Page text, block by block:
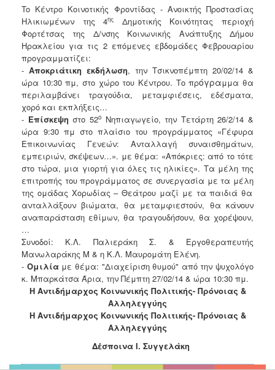
(Κ.Η.Φ.Η.)
Κ.Δ.Α.Π.Α.μεΑ.
Αδειοδότηση
&
Έλεγχος
Βρεφονηπιακών
Σταθμών
Δημοτικό
Ιατρείο
Ξενώνας
Φιλοξενίας
Γυναικών
Κέντρο
Κοινότητας
Κοινωνικό
Κοινωνικό
Παντοπωλείο
Ισότητα
των
Υγεία
To Κέντρο Κοινοτικής Φροντίδας - Ανοικτής Προστασίας
Ηλικιωμένων της 4ης
Δημοτικής Κοινότητας περιοχή
Φορτέτσας της Δ/νσης Κοινωνικής Ανάπτυξης Δήμου
Ηρακλείου για τις 2 επόμενες εβδομάδες Φεβρουαρίου
προγραμματίζει:
- Αποκριάτικη εκδήλωση, την Τσικνοπέμπτη 20/02/14 &
ώρα 10:30 πμ, στο χώρο του Κέντρου. Το πρόγραμμα θα
περιλαμβάνει τραγούδια, μεταμφιέσεις, εδέσματα,
χορό και εκπλήξεις…
- Επίσκεψη στο 52οΝηπιαγωγείο, την Τετάρτη 26/2/14 &
ώρα 9:30 πμ στο πλαίσιο του προγράμματος «Γέφυρα
Επικοινωνίας Γενεών: Ανταλλαγή συναισθημάτων,
εμπειριών, σκέψεων…». με θέμα: «Απόκριες: από το τότε
στο τώρα, μια γιορτή για όλες τις ηλικίες». Τα μέλη της
επιτροπής του προγράμματος σε συνεργασία με τα μέλη
της ομάδας Χορωδίας – Θεάτρου μαζί με τα παιδιά θα
ανταλλάξουν βιώματα, θα μεταμφιεστούν, θα κάνουν
αναπαράσταση εθίμων, θα τραγουδήσουν, θα χορέψουν,
…
Συνοδοί: Κ.Λ. Παλιεράκη Σ. & Εργοθεραπευτής
Μανωλαράκης Μ & η Κ.Λ. Μαυρομάτη Ελένη.
- Ομιλίαμε θέμα: "Διαχείριση θυμού" από την ψυχολόγο
κ. Μπαρκάτσα Άρια, την Πέμπτη 27/02/14 & ώρα 10:30 πμ.
Η Αντιδήμαρχος Κοινωνικής Πολιτικής- Πρόνοιας &
Αλληλεγγύης
Η Αντιδήμαρχος Κοινωνικής Πολιτικής- Πρόνοιας &
Αλληλεγγύης
Δέσποινα Ι. Συγγελάκη